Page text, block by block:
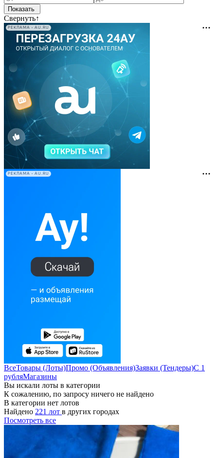
Свернуть↑
РЕКЛАМА • AU.RU
РЕКЛАМА • AU.RU
ВсеТовары (Лоты)Промо (Объявления)Заявки (Тендеры)С 1
рубляМагазины
Вы искали лоты в категории
К сожалению, по запросу ничего не найдено
В категории нет лотов
Найдено 221 лот в других городах
Посмотреть все